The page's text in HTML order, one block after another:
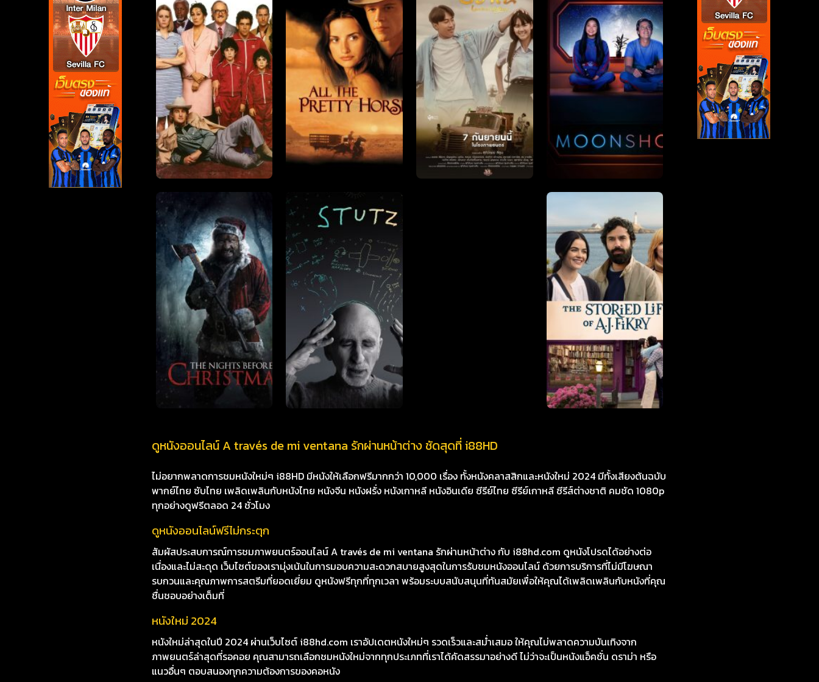
ดูหนังออนไลน์ A través de mi ventana รักผ่านหน้าต่าง ชัดสุดที่ i88HD
ไม่อยากพลาดการชมหนังใหม่ๆ i88HD มีหนังให้เลือกฟรีมากกว่า 10,000 เรื่อง ทั้งหนังคลาสสิกและหนังใหม่ 2024 มีทั้งเสียงต้นฉบับ
พากย์ไทย ซับไทย เพลิดเพลินกับหนังไทย หนังจีน หนังฝรั่ง หนังเกาหลี หนังอินเดีย ซีรีย์ไทย ซีรีย์เกาหลี ซีรีส์ต่างชาติ คมชัด 1080p
ทุกอย่างดูฟรีตลอด 24 ชั่วโมง
ดูหนังออนไลน์ฟรีไม่กระตุก
สัมผัสประสบการณ์การชมภาพยนตร์ออนไลน์ A través de mi ventana รักผ่านหน้าต่าง กับ i88hd.com ดูหนังโปรดได้อย่างต่อ
เนื่องและไม่สะดุด เว็บไซต์ของเรามุ่งเน้นในการมอบความสะดวกสบายสูงสุดในการรับชมหนังออนไลน์ ด้วยการบริการที่ไม่มีโฆษณา
รบกวนและคุณภาพการสตรีมที่ยอดเยี่ยม ดูหนังฟรีทุกที่ทุกเวลา พร้อมระบบสนับสนุนที่ทันสมัยเพื่อให้คุณได้เพลิดเพลินกับหนังที่คุณ
ชื่นชอบอย่างเต็มที่
หนังใหม่ 2024
หนังใหม่ล่าสุดในปี 2024 ผ่านเว็บไซต์ i88hd.com เราอัปเดตหนังใหม่ๆ รวดเร็วและสม่ำเสมอ ให้คุณไม่พลาดความบันเทิงจาก
ภาพยนตร์ล่าสุดที่รอคอย คุณสามารถเลือกชมหนังใหม่จากทุกประเภทที่เราได้คัดสรรมาอย่างดี ไม่ว่าจะเป็นหนังแอ็คชั่น ดราม่า หรือ
แนวอื่นๆ ตอบสนองทุกความต้องการของคอหนัง